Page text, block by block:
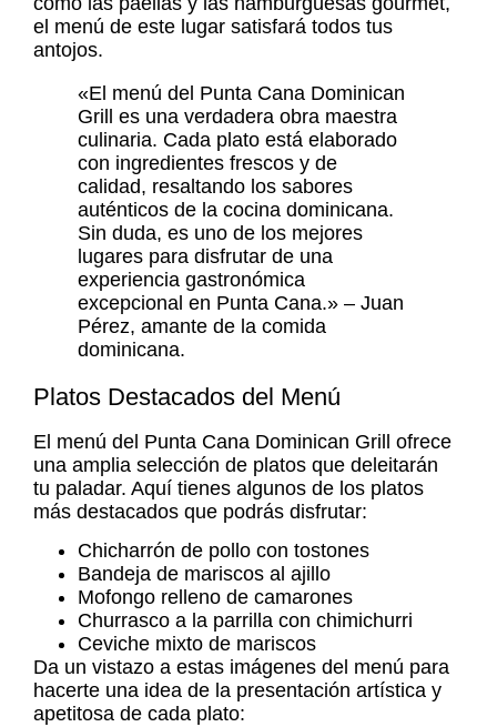
el menú de este lugar satisfará todos tus
antojos.
«El menú del Punta Cana Dominican
Grill es una verdadera obra maestra
culinaria. Cada plato está elaborado
con ingredientes frescos y de
calidad, resaltando los sabores
auténticos de la cocina dominicana.
Sin duda, es uno de los mejores
lugares para disfrutar de una
experiencia gastronómica
excepcional en Punta Cana.» – Juan
Pérez, amante de la comida
dominicana.
Platos Destacados del Menú
El menú del Punta Cana Dominican Grill ofrece
una amplia selección de platos que deleitarán
tu paladar. Aquí tienes algunos de los platos
más destacados que podrás disfrutar:
Chicharrón de pollo con tostones
Bandeja de mariscos al ajillo
Mofongo relleno de camarones
Churrasco a la parrilla con chimichurri
Ceviche mixto de mariscos
Da un vistazo a estas imágenes del menú para
hacerte una idea de la presentación artística y
apetitosa de cada plato: